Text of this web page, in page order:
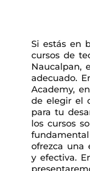
Si estás en
cursos de
Naucalpan,
adecuado.
Academy,
de elegir el
para tu
los cursos
ofrezca una
y efectiva.